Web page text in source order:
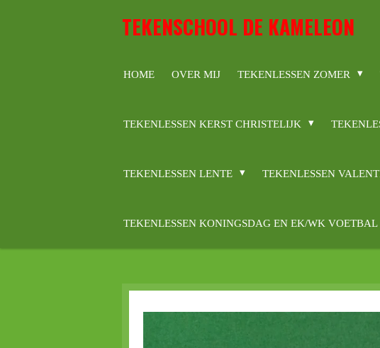
TEKENSCHOOL DE KAMELEON
HOME OVER MIJ TEKENLESSEN ZOMER
TEKENLESSEN KERST CHRISTELIJK
TEKENLESSEN LENTE TEKENLESSEN
TEKENLESSEN KONINGSDAG EN EK/WK VOETBAL